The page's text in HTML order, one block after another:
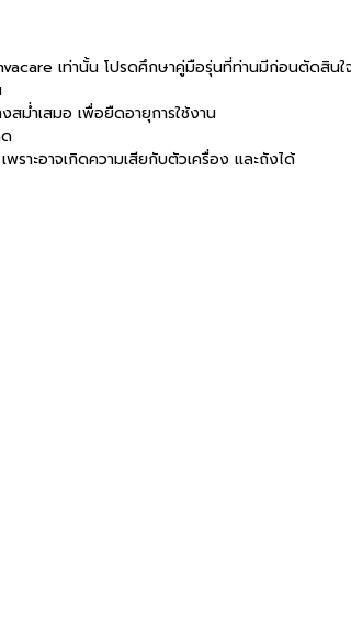
เท่านั้น โปรดศึกษาคู่มือรุ่นที่ท่านมีก่อนตัดสินใ
ม่ำเสมอ เพื่อยืดอายุการใช้งาน
าะอาจเกิดความเสียกับตัวเครื่อง และถังได้